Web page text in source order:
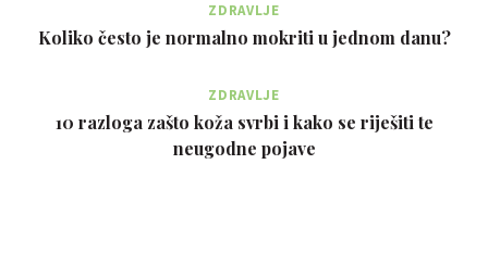
ZDRAVLJE
Koliko često je normalno mokriti u jednom danu?
ZDRAVLJE
10 razloga zašto koža svrbi i kako se riješiti te
neugodne pojave